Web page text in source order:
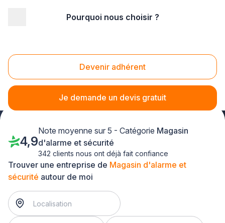
Pourquoi nous choisir ?
Devenir adhérent
Je demande un devis gratuit
Magasin d'alarme et sécurité Champagne-
Ardenne
Trouver une entreprise de Magasin d'alarme et
sécurité autour de moi
4,9
Note moyenne sur 5 - Catégorie Magasin
d'alarme et sécurité
342 clients nous ont déjà fait confiance